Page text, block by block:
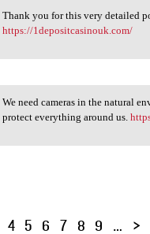
you for this very
Thank you for this very detailed
https://1depositcasinouk.com/
need cameras in the
We need cameras in the natural
protect everything around us.
4 5 6 7 8 9 …